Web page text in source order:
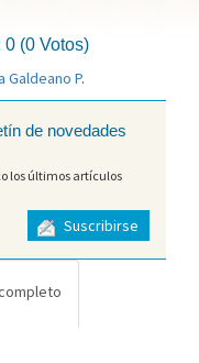
(0 Votos)
Galdeano P.
de novedades
los últimos artículos
Suscribirse